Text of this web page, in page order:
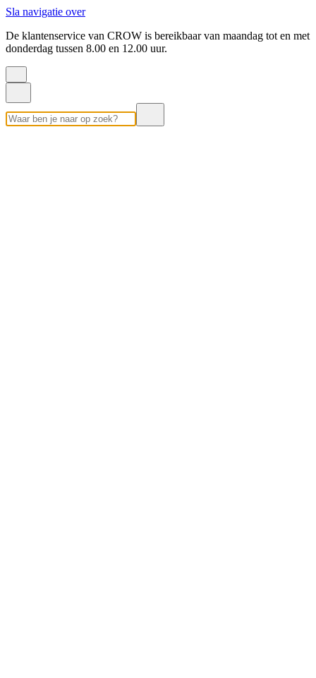
Sla navigatie over
De klantenservice van CROW is bereikbaar van maandag tot en met
donderdag tussen 8.00 en 12.00 uur.